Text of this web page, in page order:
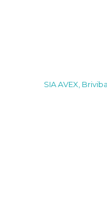
SIA AVEX,